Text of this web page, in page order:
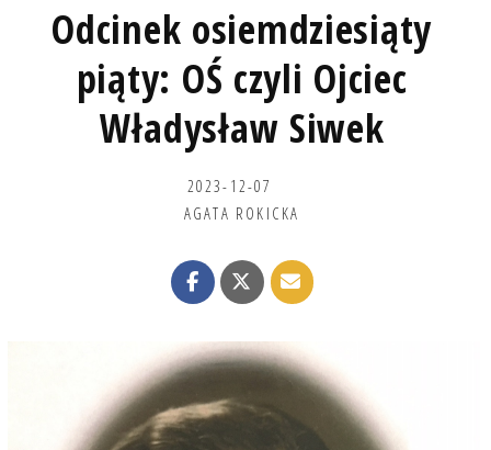
Odcinek osiemdziesiąty
piąty: OŚ czyli Ojciec
Władysław Siwek
2023-12-07
AGATA ROKICKA